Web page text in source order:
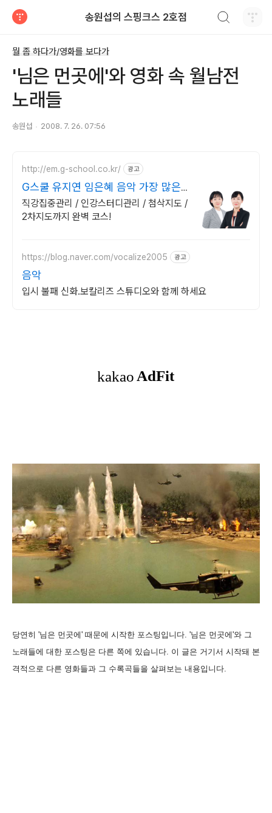
송원섭의 스핑크스 2호점
뭘 좀 하다가/영화를 보다가
'님은 먼곳에'와 영화 속 월남전
노래들
송원섭 2008. 7. 26. 07:56
http://em.g-school.co.kr/ 광고
G스쿨 유지연 임은혜 음악 가장 많은
합격자들의 추천
직강집중관리 / 인강스터디관리 / 첨삭지도 /
2차지도까지 완벽 코스!
https://blog.naver.com/vocalize2005 광고
음악
입시 불패 신화.보칼리즈 스튜디오와 함께 하세요
당연히 '님은 먼곳에' 때문에 시작한 포스팅입니다. '님은 먼곳에'와 그
노래들에 대한 포스팅은 다른 쪽에 있습니다. 이 글은 거기서 시작돼 본
격적으로 다른 영화들과 그 수록곡들을 살펴보는 내용입니다.